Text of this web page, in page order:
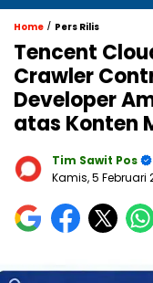
Home / Pers Rilis
Tencent
Crawler
Developer
atas Konten
Tim Sawit Pos
Kamis, 5 Februari